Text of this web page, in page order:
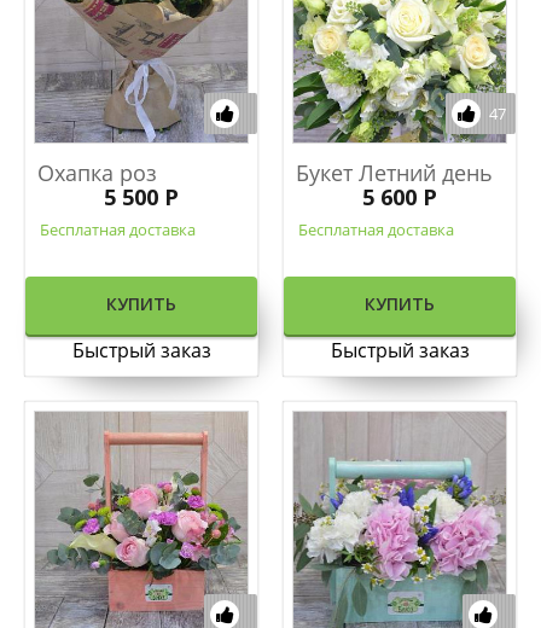
Охапка роз
5 500 Р
Бесплатная доставка
КУПИТЬ
Быстрый заказ
47
Букет Летний день
5 600 Р
Бесплатная доставка
КУПИТЬ
Быстрый заказ